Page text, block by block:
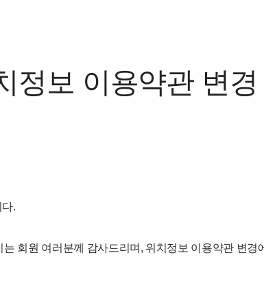
정보 이용약관 변경
.
회원 여러분께 감사드리며, 위치정보 이용약관 변경